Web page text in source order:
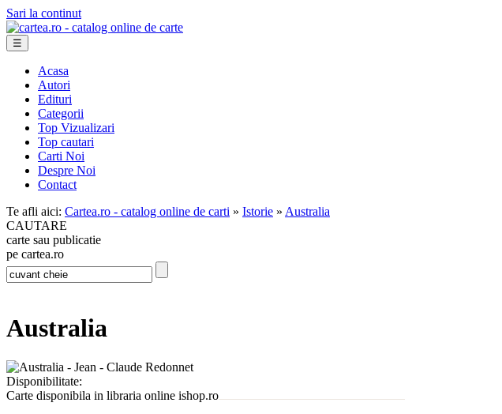
Sari la continut
☰
Acasa
Autori
Edituri
Categorii
Top Vizualizari
Top cautari
Carti Noi
Despre Noi
Contact
Te afli aici: Cartea.ro - catalog online de carti » Istorie » Australia
CAUTARE
carte sau publicatie
pe cartea.ro
Australia
Disponibilitate:
Carte disponibila in libraria online ishop.ro